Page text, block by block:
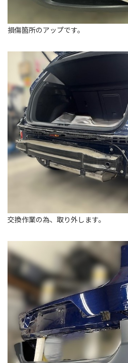
損傷箇所のアップです。
交換作業の為、取り外します。